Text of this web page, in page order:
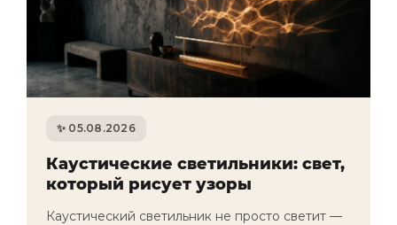
05.08.2026
Каустические светильники: свет,
который рисует узоры
Каустический светильник не просто светит —